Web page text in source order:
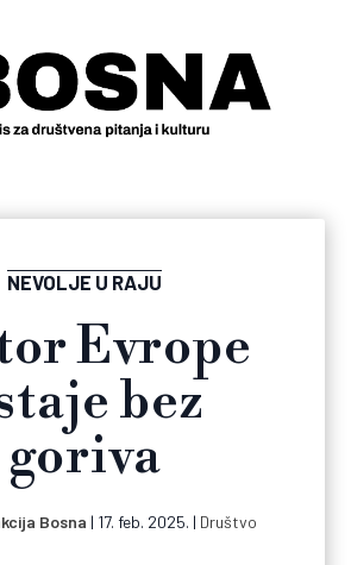
NEVOLJE U RAJU
Evrope
bez
goriva
Bosna | 17. feb. 2025. | Društvo